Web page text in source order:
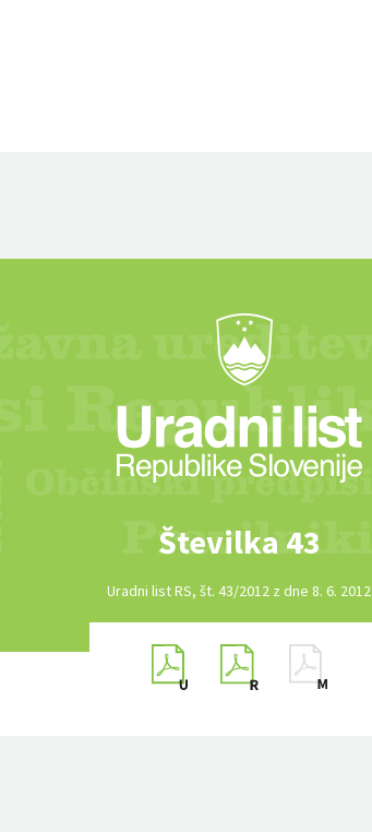
Številka 43
Uradni list RS, št. 43/2012 z dne 8. 6. 2012